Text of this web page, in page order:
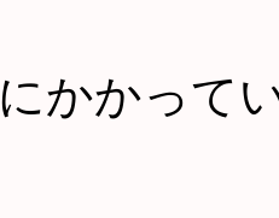
にかかって